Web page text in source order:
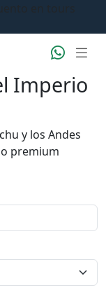
en tours
Imperio
y los Andes
premium